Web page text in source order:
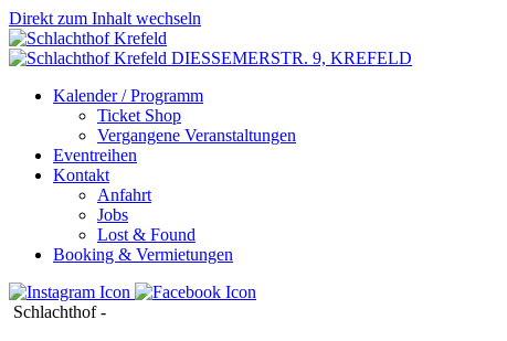
Direkt zum Inhalt wechseln
DIESSEMERSTR. 9, KREFELD
Kalender / Programm
Ticket Shop
Vergangene Veranstaltungen
Eventreihen
Kontakt
Anfahrt
Jobs
Lost & Found
Booking & Vermietungen
Schlachthof-